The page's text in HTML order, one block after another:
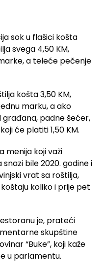
sok u flašici košta
svega 4,50 KM,
a teleće pečenje
košta 3,50 KM,
marku, a ako
padne šećer,
će platiti 1,50 KM.
menija koji važi
bile 2020. godine i
vrat sa roštilja,
koliko i prije pet
je, prateći
skupštine
“Buke”, koji kaže
u parlamentu.